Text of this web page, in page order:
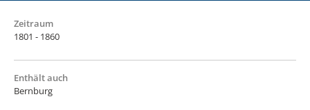
Zeitraum
1801 - 1860
Enthält auch
Bernburg